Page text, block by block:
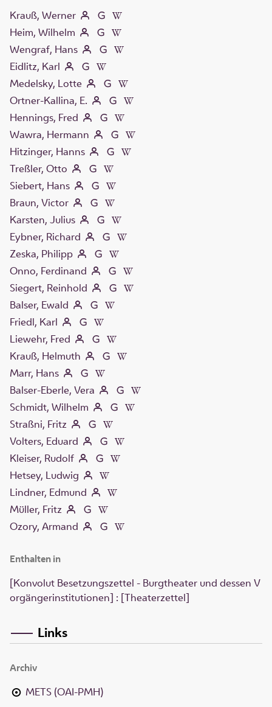
Enthalten in
[Konvolut Besetzungszettel - Burgtheater und dessen V
orgängerinstitutionen] : [Theaterzettel]
Krauß, Werner
Heim, Wilhelm
Wengraf, Hans
Eidlitz, Karl
Medelsky, Lotte
Ortner-Kallina, E.
Hennings, Fred
Wawra, Hermann
Hitzinger, Hanns
Treßler, Otto
Siebert, Hans
Braun, Victor
Karsten, Julius
Eybner, Richard
Zeska, Philipp
Onno, Ferdinand
Siegert, Reinhold
Balser, Ewald
Friedl, Karl
Liewehr, Fred
Krauß, Helmuth
Marr, Hans
Balser-Eberle, Vera
Schmidt, Wilhelm
Straßni, Fritz
Volters, Eduard
Kleiser, Rudolf
Hetsey, Ludwig
Lindner, Edmund
Müller, Fritz
Ozory, Armand
Links
Archiv
METS (OAI-PMH)